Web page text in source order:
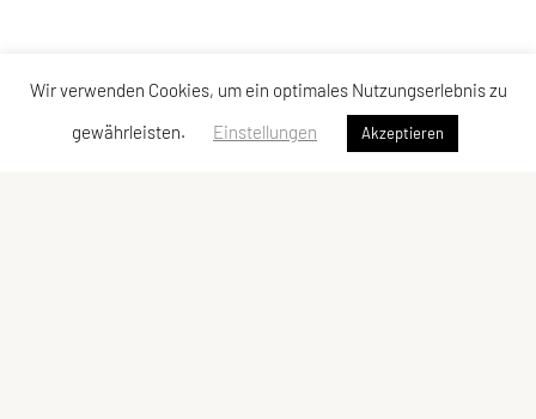
Wir verwenden Cookies, um ein optimales Nutzungserlebnis zu
gewährleisten.
Einstellungen Akzeptieren